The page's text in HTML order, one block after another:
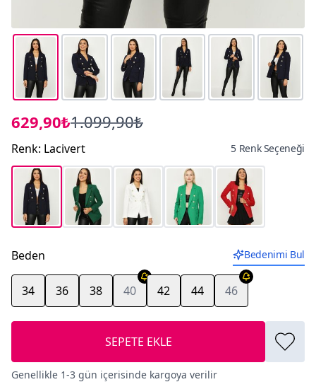
629,90₺1.099,90₺
Renk: Lacivert 5 Renk Seçeneği
Beden Bedenimi Bul
34 36 38 40 42 44 46
SEPETE EKLE
Genellikle 1-3 gün içerisinde kargoya verilir